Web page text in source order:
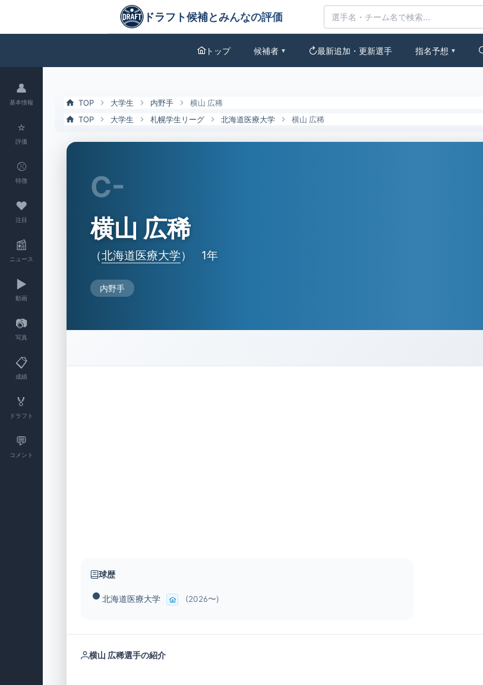
横山 広稀（北海道医療大）の特徴とドラフト評価 | ドラフト候補とみんなの評価
ドラフト候補とみんなの評価
トップ 候補者 ▼ 最新追加・更新選手 指名予想 ▼
👤
基本情報
⭐
評価
⚾
特徴
❤
注目
📰
ニュース
▶️
動画
📷
写真
📋
成績
🏅
ドラフト
💬
コメント
TOP 大学生 内野手
横山 広稀
TOP
大学生 札幌学生リーグ 北海道医療大学 横山 広稀
C-
横山 広稀
（北海道医療大学） 1年
内野手
球歴
北海道医療大学 (2026〜)
横山 広稀選手の紹介